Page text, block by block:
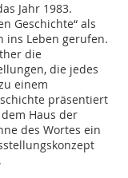
Jahr 1983.
Geschichte“ als
ins Leben gerufen.
die
die jedes
einem
präsentiert
Haus der
des Wortes ein